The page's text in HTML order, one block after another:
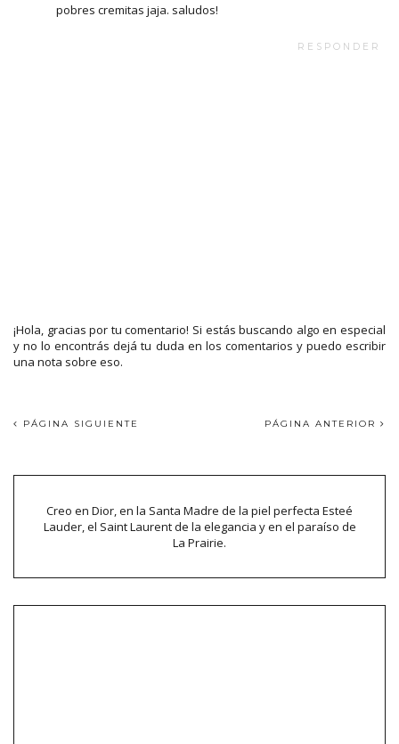
pobres cremitas jaja. saludos!
RESPONDER
¡Hola, gracias por tu comentario! Si estás buscando algo en especial
y no lo encontrás dejá tu duda en los comentarios y puedo escribir
una nota sobre eso.
PÁGINA SIGUIENTE PÁGINA ANTERIOR
Creo en Dior, en la Santa Madre de la piel perfecta Esteé
Lauder, el Saint Laurent de la elegancia y en el paraíso de
La Prairie.